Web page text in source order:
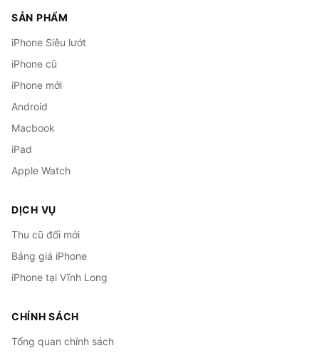
SẢN PHẨM
iPhone Siêu lướt
iPhone cũ
iPhone mới
Android
Macbook
iPad
Apple Watch
DỊCH VỤ
Thu cũ đổi mới
Bảng giá iPhone
iPhone tại Vĩnh Long
CHÍNH SÁCH
Tổng quan chính sách